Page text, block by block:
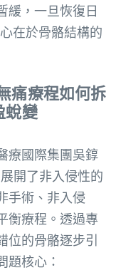
緩，一旦恢復日
在於骨骼結構的
痛療程如何拆
蛻變
療國際集團吳錞
開了非入侵性的
手術、非入侵
衡療程。透過專
位的骨骼逐步引
題核心：